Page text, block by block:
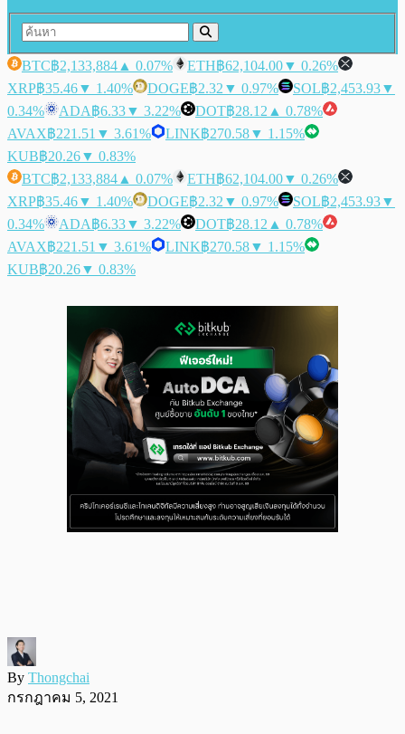
BTC฿2,133,884 ▲ 0.07% ETH฿62,104.00▼ 0.26%
XRP฿35.46▼ 1.40% DOGE฿2.32 ▼ 0.97% SOL฿2,453.93▼
0.34%
ADA฿6.33▼ 3.22% DOT฿28.12 ▲ 0.78%
AVAX฿221.51 ▼ 3.61% LINK฿270.58▼ 1.15%
KUB฿20.26▼ 0.83%
BTC฿2,133,884 ▲ 0.07% ETH฿62,104.00▼ 0.26%
XRP฿35.46▼ 1.40% DOGE฿2.32 ▼ 0.97% SOL฿2,453.93▼
0.34%
ADA฿6.33▼ 3.22% DOT฿28.12 ▲ 0.78%
AVAX฿221.51 ▼ 3.61% LINK฿270.58▼ 1.15%
KUB฿20.26▼ 0.83%
By Thongchai
กรกฎาคม 5, 2021